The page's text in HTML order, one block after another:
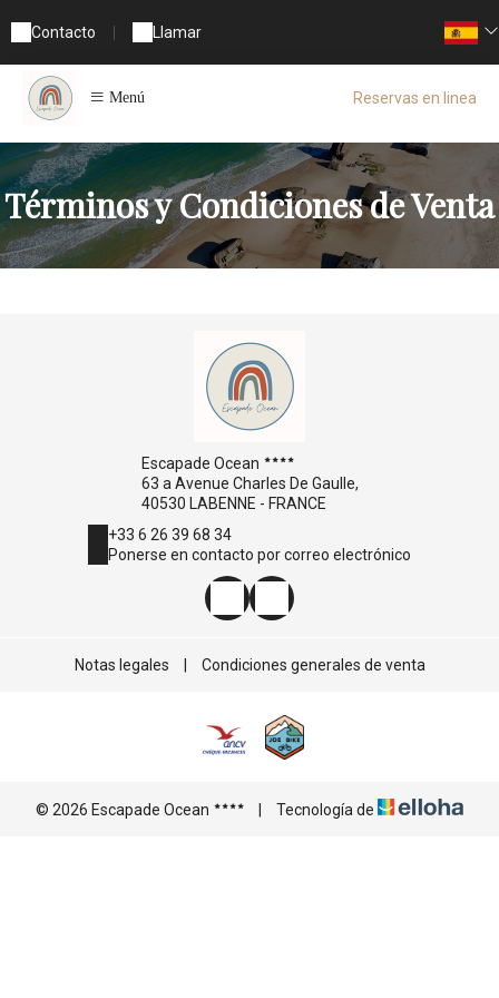
Contacto Llamar
Menú Reservas en linea
Términos y Condiciones de Venta
Escapade Ocean
63 a Avenue Charles De Gaulle,
40530 LABENNE - FRANCE
+33 6 26 39 68 34
Ponerse en contacto por correo electrónico
Notas legales Condiciones generales de venta
© 2026 Escapade Ocean Tecnología de